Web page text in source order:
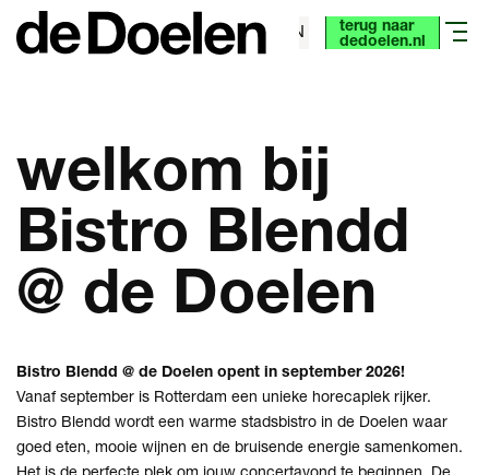
NL EN
terug naar
dedoelen.nl
menu
welkom bij
Bistro Blendd
@ de Doelen
Bistro Blendd @ de Doelen opent in september 2026!
Vanaf september is Rotterdam een unieke horecaplek rijker.
Bistro Blendd wordt een warme stadsbistro in de Doelen waar
goed eten, mooie wijnen en de bruisende energie samenkomen.
Het is de perfecte plek om jouw concertavond te beginnen. De